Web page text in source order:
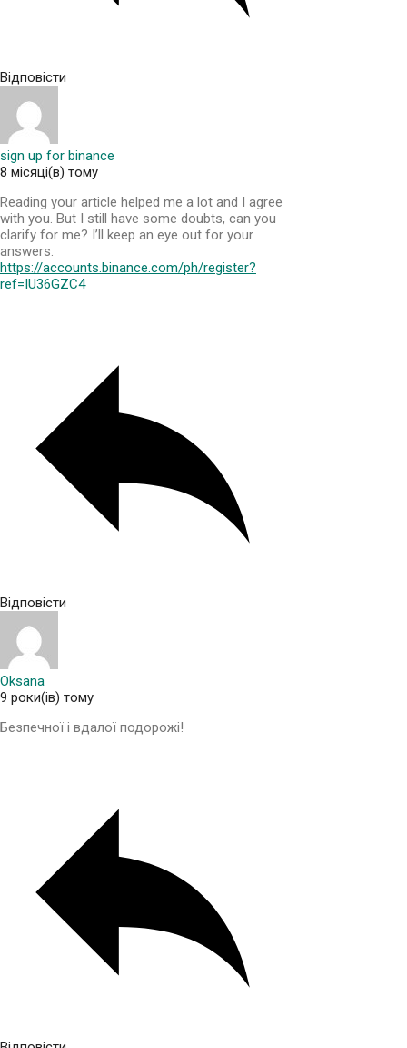
Відповісти
sign up for binance
8 місяці(в) тому
Reading your article helped me a lot and I agree
with you. But I still have some doubts, can you
clarify for me? I’ll keep an eye out for your
answers.
https://accounts.binance.com/ph/register?
ref=IU36GZC4
Відповісти
Oksana
9 роки(ів) тому
Безпечної і вдалої подорожі!